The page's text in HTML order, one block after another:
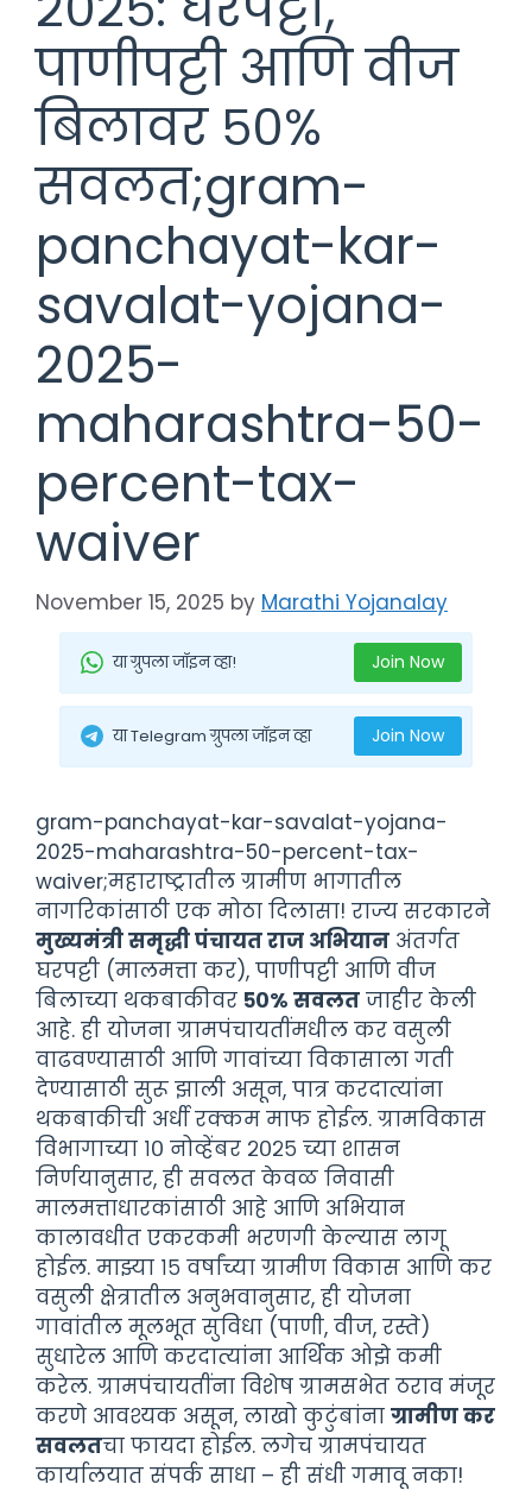
पाणीपट्टी आणि वीज
बिलावर ५०%
सवलत;gram-
panchayat-kar-
savalat-yojana-
2025-
maharashtra-50-
percent-tax-
waiver
November 15, 2025 by Marathi Yojanalay
या ग्रुपला जॉइन व्हा! Join Now
या Telegram ग्रुपला जॉइन व्हा Join Now
gram-panchayat-kar-savalat-yojana-
2025-maharashtra-50-percent-tax-
waiver;महाराष्ट्रातील ग्रामीण भागातील
नागरिकांसाठी एक मोठा दिलासा! राज्य सरकारने
मुख्यमंत्री समृद्धी पंचायत राज अभियान अंतर्गत
घरपट्टी (मालमत्ता कर), पाणीपट्टी आणि वीज
बिलाच्या थकबाकीवर ५०% सवलत जाहीर केली
आहे. ही योजना ग्रामपंचायतींमधील कर वसुली
वाढवण्यासाठी आणि गावांच्या विकासाला गती
देण्यासाठी सुरू झाली असून, पात्र करदात्यांना
थकबाकीची अर्धी रक्कम माफ होईल. ग्रामविकास
विभागाच्या १० नोव्हेंबर २०२५ च्या शासन
निर्णयानुसार, ही सवलत केवळ निवासी
मालमत्ताधारकांसाठी आहे आणि अभियान
कालावधीत एकरकमी भरणगी केल्यास लागू
होईल. माझ्या १५ वर्षांच्या ग्रामीण विकास आणि कर
वसुली क्षेत्रातील अनुभवानुसार, ही योजना
गावांतील मूलभूत सुविधा (पाणी, वीज, रस्ते)
सुधारेल आणि करदात्यांना आर्थिक ओझे कमी
करेल. ग्रामपंचायतींना विशेष ग्रामसभेत ठराव मंजूर
करणे आवश्यक असून, लाखो कुटुंबांना ग्रामीण कर
सवलतचा फायदा होईल. लगेच ग्रामपंचायत
कार्यालयात संपर्क साधा – ही संधी गमावू नका!